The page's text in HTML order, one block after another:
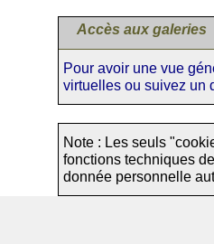
Accès aux galeries
Pour avoir une vue
virtuelles ou suivez un
Note : Les seuls
fonctions techniques
donnée personnelle